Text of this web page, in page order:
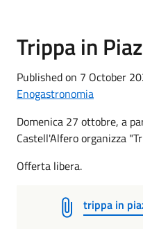
Trippa in
Published on 7 October
Enogastronomia
Domenica 27 ottobre, a
Castell'Alfero organizza
Offerta libera.
trippa in